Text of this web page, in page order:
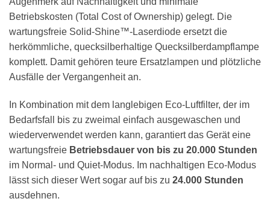
Betriebskosten (Total Cost of Ownership) gelegt. Die
wartungsfreie Solid-Shine™-Laserdiode ersetzt die
herkömmliche, quecksilberhaltige Quecksilberdampflampe
komplett. Damit gehören teure Ersatzlampen und plötzliche
Ausfälle der Vergangenheit an.
In Kombination mit dem langlebigen Eco-Luftfilter, der im
Bedarfsfall bis zu zweimal einfach ausgewaschen und
wiederverwendet werden kann, garantiert das Gerät eine
wartungsfreie Betriebsdauer von bis zu 20.000 Stunden
im Normal- und Quiet-Modus. Im nachhaltigen Eco-Modus
lässt sich dieser Wert sogar auf bis zu 24.000 Stunden
ausdehnen.